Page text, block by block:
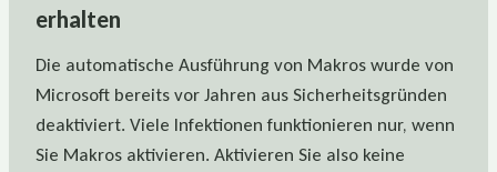
erhalten
Die automatische Ausführung von Makros wurde von
Microsoft bereits vor Jahren aus Sicherheitsgründen
deaktiviert. Viele Infektionen funktionieren nur, wenn
Sie Makros aktivieren. Aktivieren Sie also keine